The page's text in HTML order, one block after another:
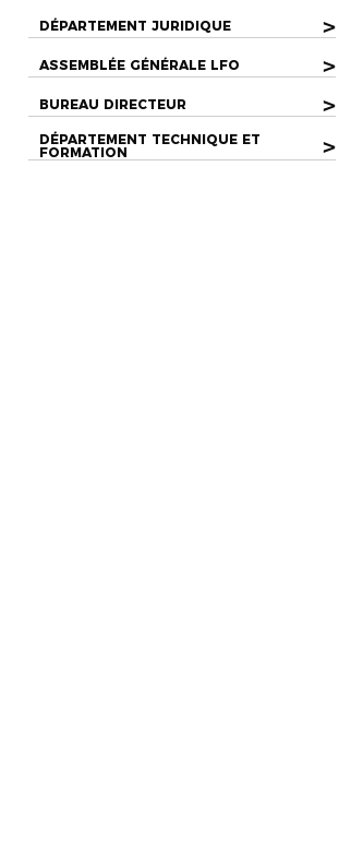
DÉPARTEMENT JURIDIQUE >
ASSEMBLÉE GÉNÉRALE LFO >
BUREAU DIRECTEUR >
DÉPARTEMENT TECHNIQUE ET
FORMATION
>